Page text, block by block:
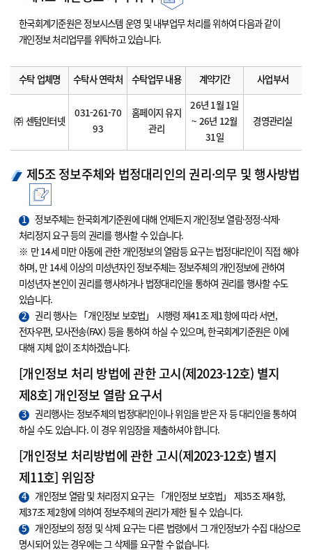
한국회계기준원은 정보시스템 운영 및 내부업무 처리를 위하여 다음과 같이
개인정보 처리업무를 위탁하고 있습니다.
수탁 업체명 수탁사 연락처 수탁업무 내용 계약기간 사업부서
㈜ 센텀인터넷
031-261-70
93
홈페이지 유지
관리
26년 1월 1일
~ 26년 12월
31일
경영관리실
제5조 정보주체와 법정대리인의 권리·의무 및 행사방법
1
정보주체는 한국회계기준원에 대해 언제든지 개인정보 열람·정정·삭제·
처리정지 요구 등의 권리를 행사할 수 있습니다.
※ 만 14세 미만 아동에 관한 개인정보의 열람등 요구는 법정대리인이 직접 해야
하며, 만 14세 이상의 미성년자인 정보주체는 정보주체의 개인정보에 관하여
미성년자 본인이 권리를 행사하거나 법정대리인을 통하여 권리를 행사할 수도
있습니다.
2
권리 행사는 「개인정보 보호법」 시행령 제41조 제1항에 따라 서면,
전자우편, 모사전송(FAX) 등을 통하여 하실 수 있으며, 한국회계기준원은 이에
대해 지체 없이 조치하겠습니다.
[개인정보 처리 방법에 관한 고시(제2023-12호) 별지
제8호] 개인정보 열람 요구서
3
권리행사는 정보주체의 법정대리인이나 위임을 받은 자 등 대리인을 통하여
하실 수도 있습니다. 이 경우 위임장을 제출하셔야 합니다.
[개인정보 처리방법에 관한 고시(제2023-12호) 별지
제11호] 위임장
4
개인정보 열람 및 처리정지 요구는 「개인정보 보호법」 제35조 제4항,
제37조 제2항에 의하여 정보주체의 권리가 제한 될 수 있습니다.
5
개인정보의 정정 및 삭제 요구는 다른 법령에서 그 개인정보가 수집 대상으로
명시되어 있는 경우에는 그 삭제를 요구할 수 없습니다.